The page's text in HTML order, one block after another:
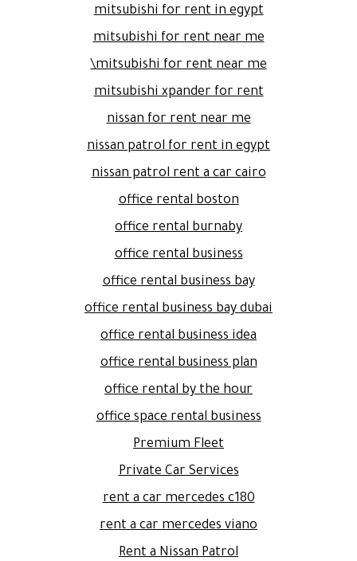
mitsubishi for rent in egypt
mitsubishi for rent near me
mitsubishi for rent near me\
mitsubishi xpander for rent
nissan for rent near me
nissan patrol for rent in egypt
nissan patrol rent a car cairo
office rental boston
office rental burnaby
office rental business
office rental business bay
office rental business bay dubai
office rental business idea
office rental business plan
office rental by the hour
office space rental business
Premium Fleet
Private Car Services
rent a car mercedes c180
rent a car mercedes viano
Rent a Nissan Patrol